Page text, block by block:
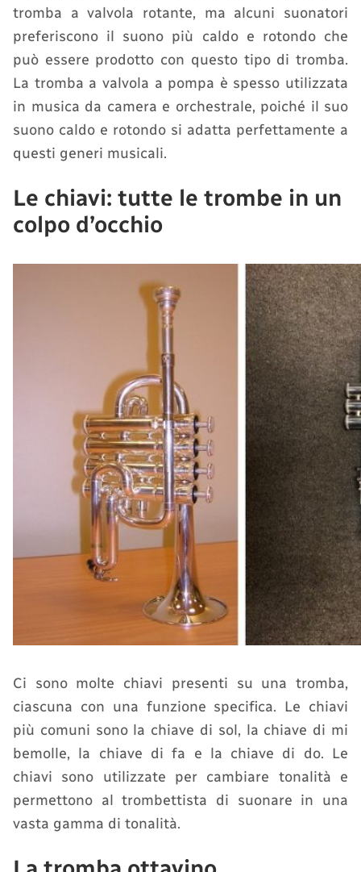
tromba a valvola rotante, ma alcuni suonatori
preferiscono il suono più caldo e rotondo che
può essere prodotto con questo tipo di tromba.
La tromba a valvola a pompa è spesso utilizzata
in musica da camera e orchestrale, poiché il suo
suono caldo e rotondo si adatta perfettamente a
questi generi musicali.
Le chiavi: tutte le trombe in un
colpo d’occhio
Ci sono molte chiavi presenti su una tromba,
ciascuna con una funzione specifica. Le chiavi
più comuni sono la chiave di sol, la chiave di mi
bemolle, la chiave di fa e la chiave di do. Le
chiavi sono utilizzate per cambiare tonalità e
permettono al trombettista di suonare in una
vasta gamma di tonalità.